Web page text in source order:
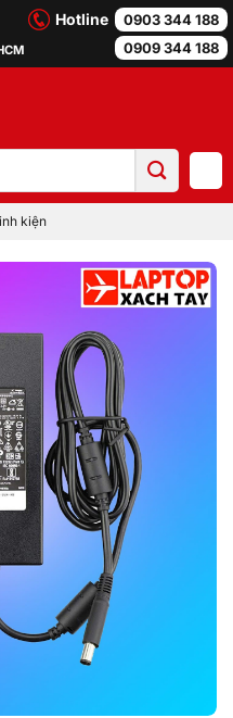
Hotline
0903 344 188
0909 344 188
kiện